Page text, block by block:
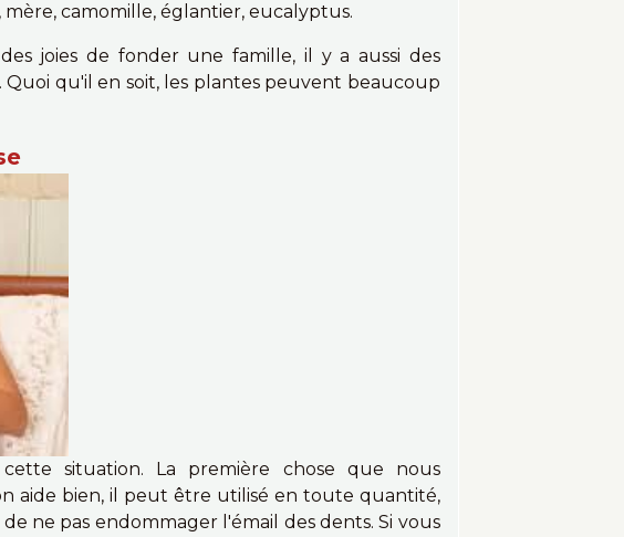
camomille, églantier, eucalyptus.
joies de fonder une famille, il y a aussi des
qu'il en soit, les plantes peuvent beaucoup
situation. La première chose que nous
aide bien, il peut être utilisé en toute quantité,
ne pas endommager l'émail des dents. Si vous